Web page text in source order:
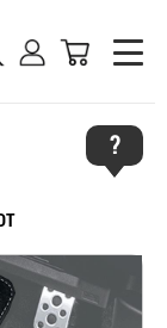
?